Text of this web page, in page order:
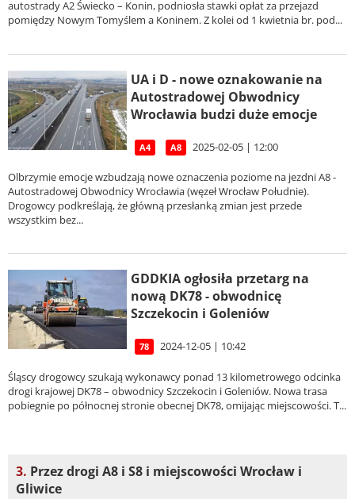
autostrady A2 Świecko – Konin, podniosła stawki opłat za przejazd
pomiędzy Nowym Tomyślem a Koninem. Z kolei od 1 kwietnia br. pod...
UA i D - nowe oznakowanie na
Autostradowej Obwodnicy
Wrocławia budzi duże emocje
A4 A8 2025-02-05 | 12:00
Olbrzymie emocje wzbudzają nowe oznaczenia poziome na jezdni A8 -
Autostradowej Obwodnicy Wrocławia (węzeł Wrocław Południe).
Drogowcy podkreślają, że główną przesłanką zmian jest przede
wszystkim bez...
GDDKIA ogłosiła przetarg na
nową DK78 - obwodnicę
Szczekocin i Goleniów
78 2024-12-05 | 10:42
Śląscy drogowcy szukają wykonawcy ponad 13 kilometrowego odcinka
drogi krajowej DK78 – obwodnicy Szczekocin i Goleniów. Nowa trasa
pobiegnie po północnej stronie obecnej DK78, omijając miejscowości. T...
3. Przez drogi A8 i S8 i miejscowości Wrocław i
Gliwice